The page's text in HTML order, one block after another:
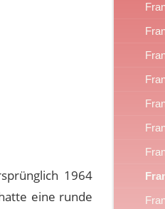
1964
eine runde